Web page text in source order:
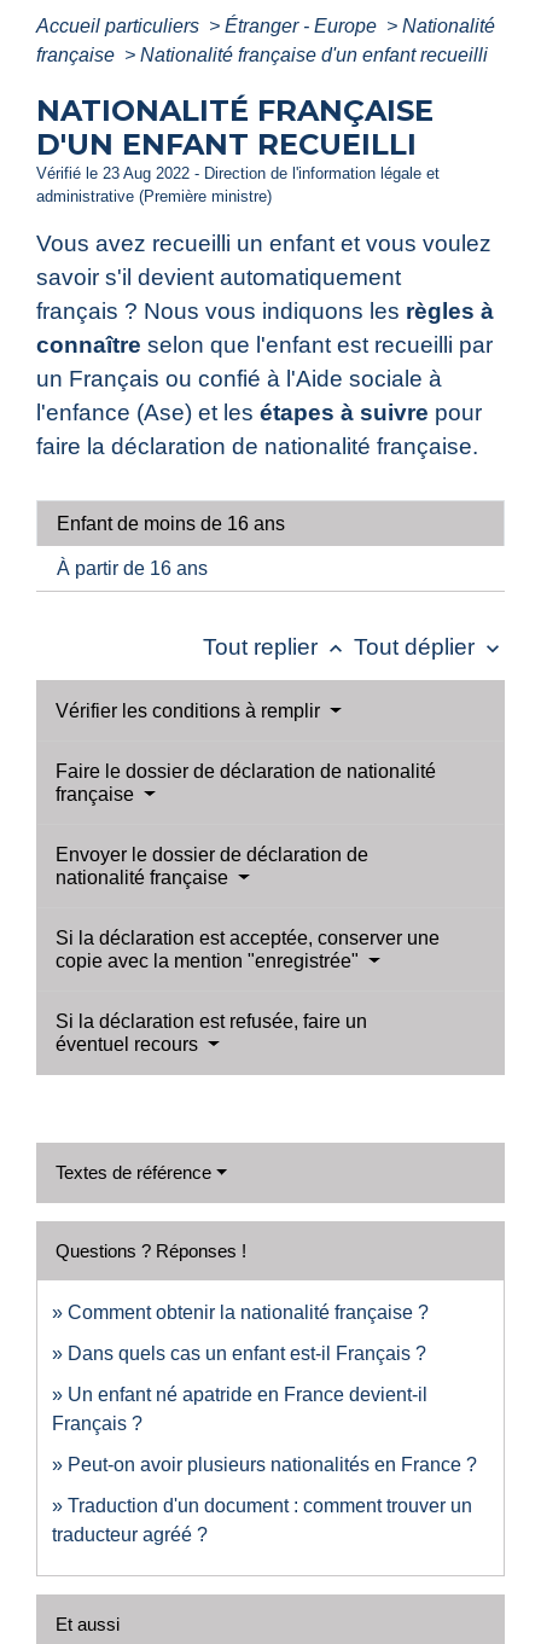
Accueil particuliers > Étranger - Europe > Nationalité
française > Nationalité française d'un enfant recueilli
NATIONALITÉ FRANÇAISE
D'UN ENFANT RECUEILLI
Vérifié le 23 Aug 2022 - Direction de l'information légale et
administrative (Première ministre)
Vous avez recueilli un enfant et vous voulez
savoir s'il devient automatiquement
français ? Nous vous indiquons les règles à
connaître selon que l'enfant est recueilli par
un Français ou confié à l'Aide sociale à
l'enfance (Ase) et les étapes à suivre pour
faire la déclaration de nationalité française.
Enfant de moins de 16 ans
À partir de 16 ans
Tout replier keyboard_arrow_up Tout déplier keyboard_arrow_down
Vérifier les conditions à remplir
Faire le dossier de déclaration de nationalité
française
Envoyer le dossier de déclaration de
nationalité française
Si la déclaration est acceptée, conserver une
copie avec la mention "enregistrée"
Si la déclaration est refusée, faire un
éventuel recours
Textes de référence
Questions ? Réponses !
Comment obtenir la nationalité française ?
Dans quels cas un enfant est-il Français ?
Un enfant né apatride en France devient-il
Français ?
Peut-on avoir plusieurs nationalités en France ?
Traduction d'un document : comment trouver un
traducteur agréé ?
Et aussi